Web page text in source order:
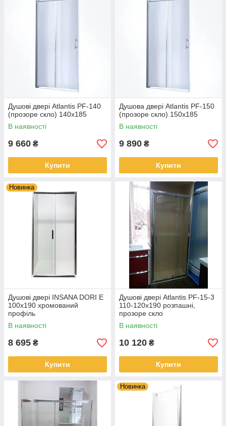
Душові двері Atlantis PF-140
(прозоре скло) 140х185
В наявності
9 660 ₴
Купити
Душова двері Atlantis PF-150
(прозоре скло) 150х185
В наявності
9 890 ₴
Купити
Новинка
Душові двері INSANA DORI E
100x190 хромований
профіль
В наявності
8 695 ₴
Купити
Душові двері Atlantis PF-15-3
110-120x190 розпашні,
прозоре скло
В наявності
10 120 ₴
Купити
Новинка